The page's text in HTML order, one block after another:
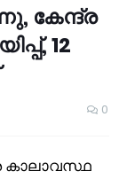
കേന്ദ്ര
12
0
കാലാവസ്ഥ